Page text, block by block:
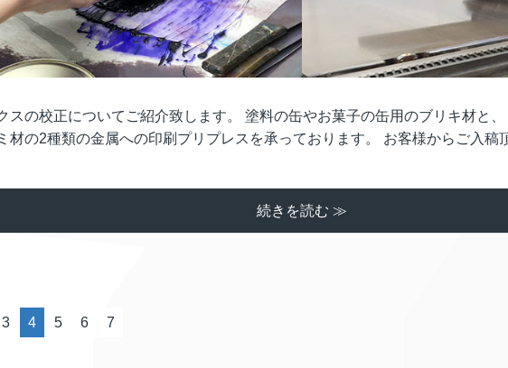
スの校正についてご紹介致します。 塗料の缶やお菓子の缶用のブリキ材と
材の2種類の金属への印刷プリプレスを承っております。 お客様からご入
続きを読む ≫
3 4 5 6 7